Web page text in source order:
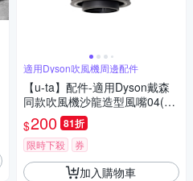
適用Dyson吹風機周邊配件
【u-ta】配件-適用Dyson戴森
同款吹風機沙龍造型風嘴04(戴
森 HD13 u-ta吹風機適用 沙龍
造型風嘴)
$200 81折
限時下殺 券
加入購物車